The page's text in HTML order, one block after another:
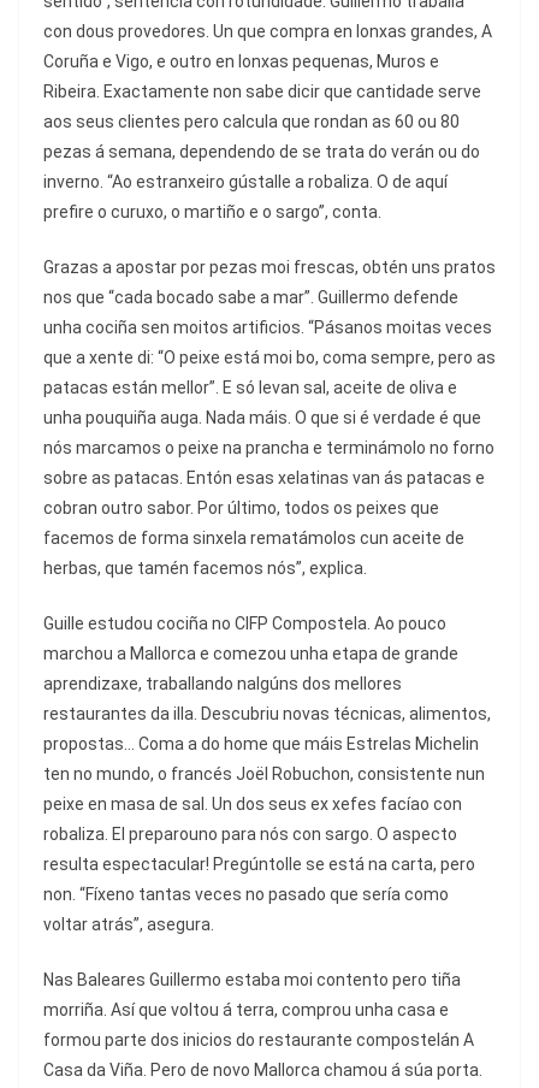
con dous provedores. Un que compra en lonxas grandes, A
Coruña e Vigo, e outro en lonxas pequenas, Muros e
Ribeira. Exactamente non sabe dicir que cantidade serve
aos seus clientes pero calcula que rondan as 60 ou 80
pezas á semana, dependendo de se trata do verán ou do
inverno. “Ao estranxeiro gústalle a robaliza. O de aquí
prefire o curuxo, o martiño e o sargo”, conta.
Grazas a apostar por pezas moi frescas, obtén uns pratos
nos que “cada bocado sabe a mar”. Guillermo defende
unha cociña sen moitos artificios. “Pásanos moitas veces
que a xente di: “O peixe está moi bo, coma sempre, pero as
patacas están mellor”. E só levan sal, aceite de oliva e
unha pouquiña auga. Nada máis. O que si é verdade é que
nós marcamos o peixe na prancha e terminámolo no forno
sobre as patacas. Entón esas xelatinas van ás patacas e
cobran outro sabor. Por último, todos os peixes que
facemos de forma sinxela rematámolos cun aceite de
herbas, que tamén facemos nós”, explica.
Guille estudou cociña no CIFP Compostela. Ao pouco
marchou a Mallorca e comezou unha etapa de grande
aprendizaxe, traballando nalgúns dos mellores
restaurantes da illa. Descubriu novas técnicas, alimentos,
propostas… Coma a do home que máis Estrelas Michelin
ten no mundo, o francés Joël Robuchon, consistente nun
peixe en masa de sal. Un dos seus ex xefes facíao con
robaliza. El preparouno para nós con sargo. O aspecto
resulta espectacular! Pregúntolle se está na carta, pero
non. “Fíxeno tantas veces no pasado que sería como
voltar atrás”, asegura.
Nas Baleares Guillermo estaba moi contento pero tiña
morriña. Así que voltou á terra, comprou unha casa e
formou parte dos inicios do restaurante compostelán A
Casa da Viña. Pero de novo Mallorca chamou á súa porta.